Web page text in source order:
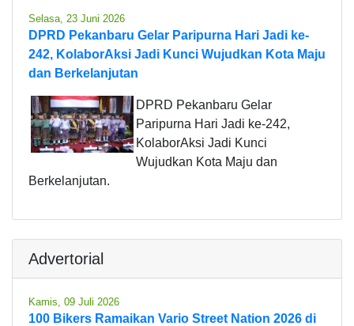
Selasa, 23 Juni 2026
DPRD Pekanbaru Gelar Paripurna Hari Jadi ke-
242, KolaborAksi Jadi Kunci Wujudkan Kota Maju
dan Berkelanjutan
DPRD Pekanbaru Gelar
Paripurna Hari Jadi ke-242,
KolaborAksi Jadi Kunci
Wujudkan Kota Maju dan
Berkelanjutan.
Advertorial
Kamis, 09 Juli 2026
100 Bikers Ramaikan Vario Street Nation 2026 di